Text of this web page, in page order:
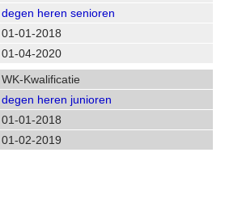
degen heren senioren
01-01-2018
01-04-2020
WK-Kwalificatie
degen heren junioren
01-01-2018
01-02-2019